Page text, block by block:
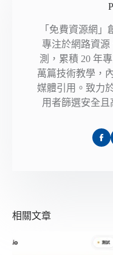
「免費資源網」
專注於網路資
測，累積 20 年
萬篇技術教學，
媒體引用。致力
用者篩選安全且
相關文章